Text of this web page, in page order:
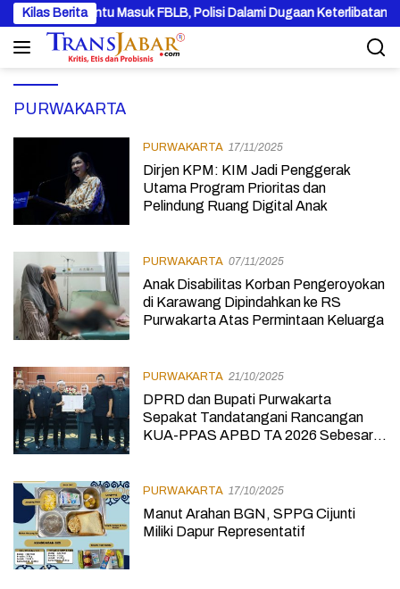
Langsung
ke
konten
Kilas Berita
Di Pintu Masuk FBLB, Polisi Dalami Dugaan Keterlibatan EG
PURWAKARTA
PURWAKARTA 17/11/2025
Dirjen KPM: KIM Jadi Penggerak
Utama Program Prioritas dan
Pelindung Ruang Digital Anak
PURWAKARTA 07/11/2025
Anak Disabilitas Korban Pengeroyokan
di Karawang Dipindahkan ke RS
Purwakarta Atas Permintaan Keluarga
PURWAKARTA 21/10/2025
DPRD dan Bupati Purwakarta
Sepakat Tandatangani Rancangan
KUA-PPAS APBD TA 2026 Sebesar
PURWAKARTA 17/10/2025
Manut Arahan BGN, SPPG Cijunti
Miliki Dapur Representatif